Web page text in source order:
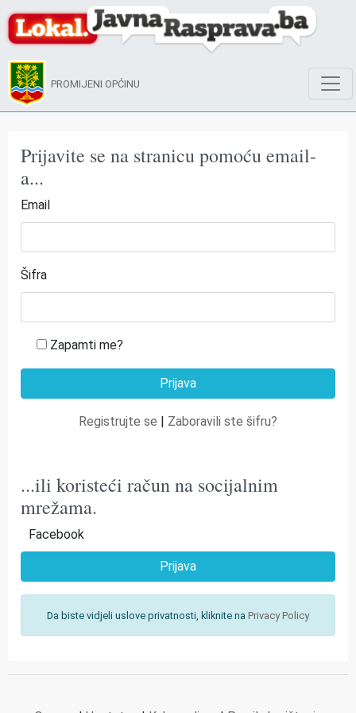
PROMIJENI OPĆINU
Prijavite se na stranicu pomoću email-
a...
Email
Šifra
Zapamti me?
Registrujte se | Zaboravili ste šifru?
...ili koristeći račun na socijalnim
mrežama.
Facebook
Prijava
Da biste vidjeli uslove privatnosti, kliknite na Privacy Policy